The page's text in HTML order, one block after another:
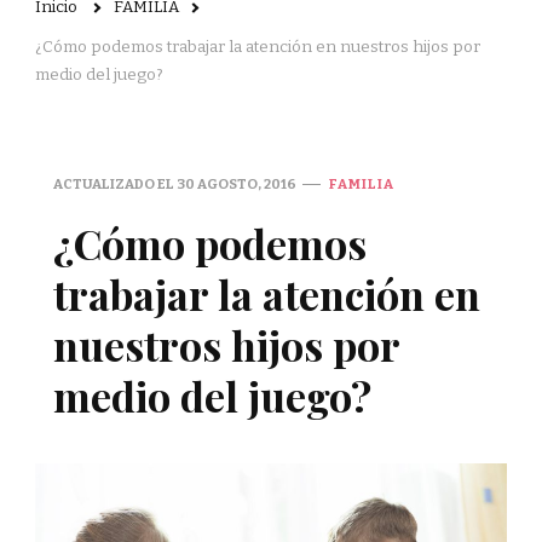
Inicio FAMILIA
¿Cómo podemos trabajar la atención en nuestros hijos por
medio del juego?
ACTUALIZADO EL 30 AGOSTO, 2016 FAMILIA
¿Cómo podemos
trabajar la atención en
nuestros hijos por
medio del juego?